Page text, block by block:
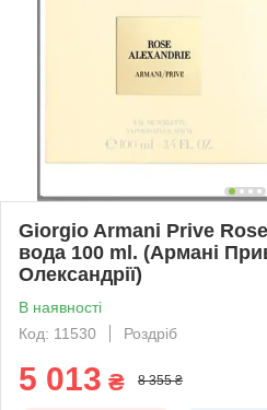
Giorgio Armani Prive
вода 100 ml. (Армані
Олександрії)
В наявності
Код: 11530
Роздріб
5 013 ₴ 8 355 ₴